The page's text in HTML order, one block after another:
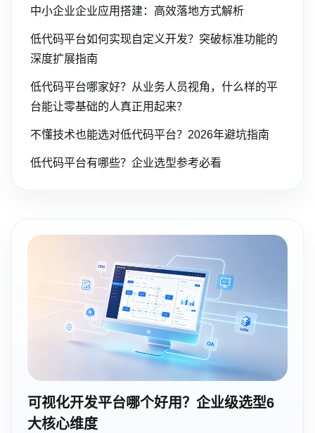
中小企业企业应用搭建：高效落地方式解析
低代码平台如何实现自定义开发？突破标准功能的
深度扩展指南
低代码平台哪家好？从业务人员视角，什么样的平
台能让零基础的人真正用起来？
不懂技术也能选对低代码平台？2026年避坑指南
低代码平台有哪些？企业选型参考必看
可视化开发平台哪个好用？企业级选型6
大核心维度